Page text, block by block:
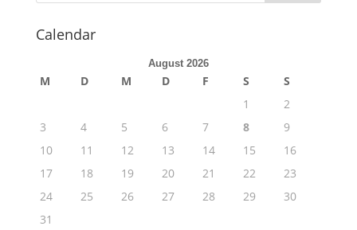
Calendar
August 2026
M D M D F S
S
1
2
3
4 5 6 7 8
9
10
11 12 13 14 15
16
17
18 19 20 21 22
23
24
25 26 27 28 29
30
31